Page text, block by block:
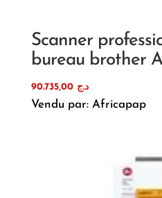
Scanner
bureau brother
د.ج 90.735,00
Vendu par: Africapap